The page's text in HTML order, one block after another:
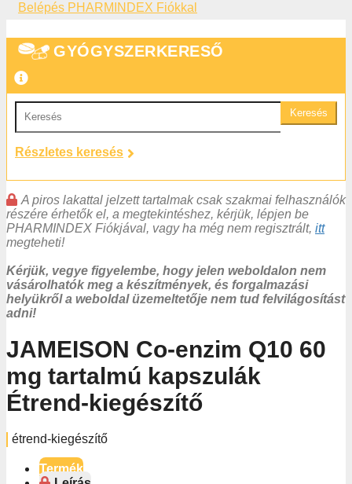
Belépés PHARMINDEX Fiókkal
GYÓGYSZERKERESŐ
Keresés
Részletes keresés
A piros lakattal jelzett tartalmak csak szakmai felhasználók
részére érhetők el, a megtekintéshez, kérjük, lépjen be
PHARMINDEX Fiókjával, vagy ha még nem regisztrált, itt
megteheti!
Kérjük, vegye figyelembe, hogy jelen weboldalon nem
vásárolhatók meg a készítmények, és forgalmazási
helyükről a weboldal üzemeltetője nem tud felvilágosítást
adni!
JAMEISON Co-enzim Q10 60
mg tartalmú kapszulák
Étrend-kiegészítő
étrend-kiegészítő
Termék